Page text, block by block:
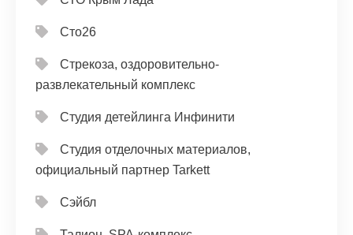
Сто26
Стрекоза, оздоровительно-
развлекательный комплекс
Студия детейлинга Инфинити
Студия отделочных материалов,
официальный партнер Tarkett
Сэйбл